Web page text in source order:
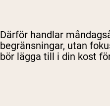
Därför handlar
begränsningar, utan
bör lägga till i din kost